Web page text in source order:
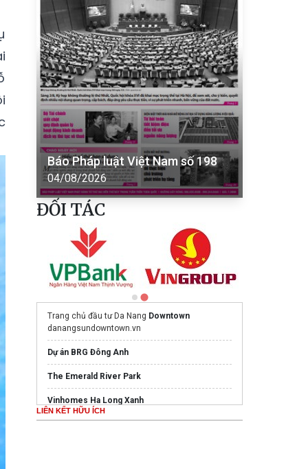
Báo Pháp luật Việt Nam số 198
04/08/2026
ĐỐI TÁC
Trang chủ đầu tư Da Nang Downtown
danangsundowntown.vn
Dự án BRG Đông Anh
The Emerald River Park
Vinhomes Ha Long Xanh
LIÊN KẾT HỮU ÍCH